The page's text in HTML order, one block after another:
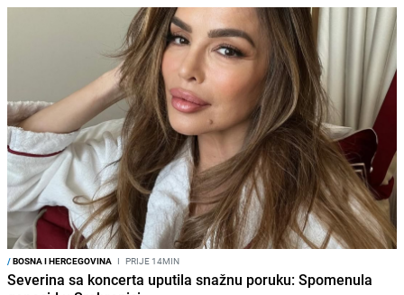
/BOSNA I HERCEGOVINA I PRIJE 14MIN
Severina sa koncerta uputila snažnu poruku: Spomenula